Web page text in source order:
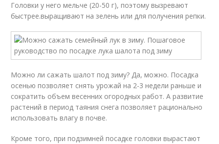
Головки у него мельче (20-50 г), поэтому вызревают
быстрее.выращивают на зелень или для получения репки.
Можно ли сажать шалот под зиму? Да, можно. Посадка
осенью позволяет снять урожай на 2-3 недели раньше и
сократить объем весенних огородных работ. А развитие
растений в период таяния снега позволяет рационально
использовать влагу в почве.
Кроме того, при подзимней посадке головки вырастают